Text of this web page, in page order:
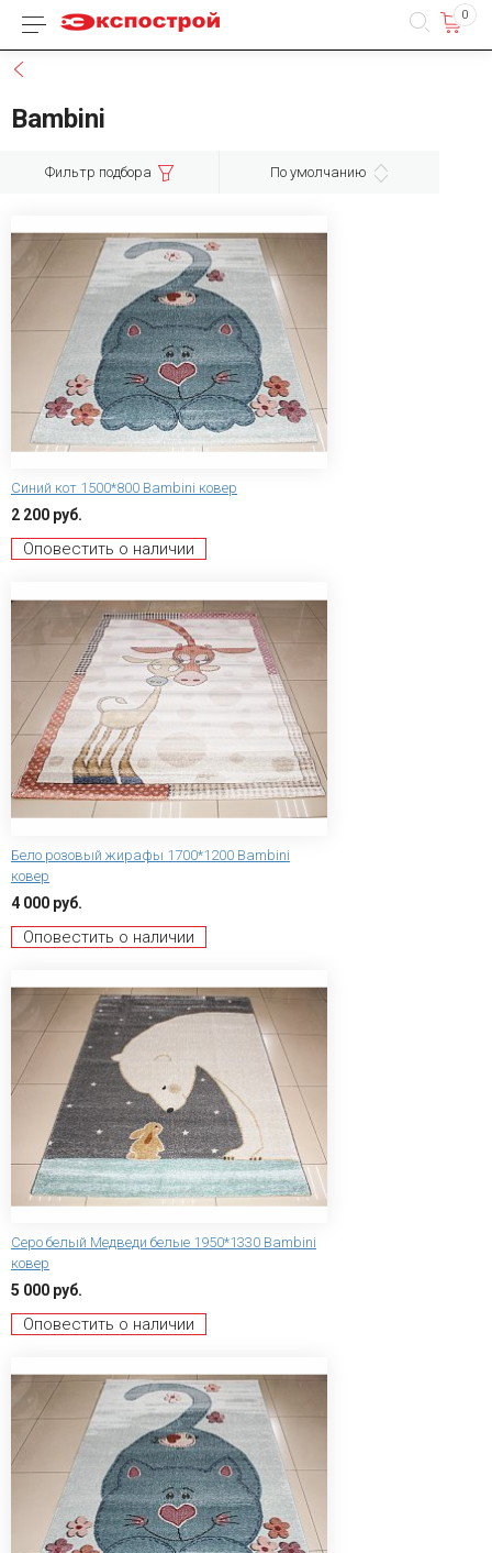
Каталог товаров 0
Bambini
Фильтр подбора По умолчанию
Синий кот 1500*800 Bambini ковер
2 200 руб.
Оповестить о наличии
Бело розовый жирафы 1700*1200 Bambini
ковер
4 000 руб.
Оповестить о наличии
Серо белый Медведи белые 1950*1330 Bambini
ковер
5 000 руб.
Оповестить о наличии